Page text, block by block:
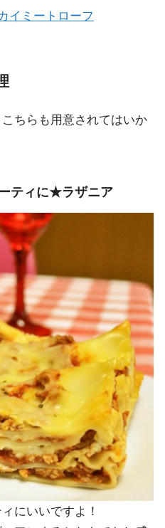
イミートローフ
ちらも用意されてはいか
ティに★ラザニア
にいいですよ！